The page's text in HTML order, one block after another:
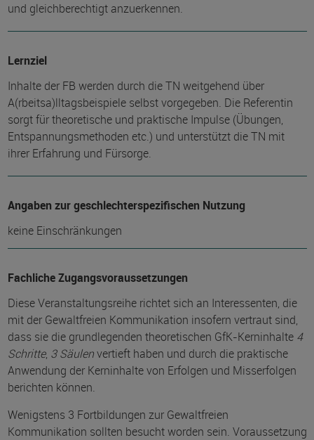
und gleichberechtigt anzuerkennen.
Lernziel
Inhalte der FB werden durch die TN weitgehend über
A(rbeitsa)lltagsbeispiele selbst vorgegeben. Die Referentin
sorgt für theoretische und praktische Impulse (Übungen,
Entspannungsmethoden etc.) und unterstützt die TN mit
ihrer Erfahrung und Fürsorge.
Angaben zur geschlechterspezifischen Nutzung
keine Einschränkungen
Fachliche Zugangsvoraussetzungen
Diese Veranstaltungsreihe richtet sich an Interessenten, die
mit der Gewaltfreien Kommunikation insofern vertraut sind,
dass sie die grundlegenden theoretischen GfK-Kerninhalte 4
Schritte, 3 Säulenvertieft haben und durch die praktische
Anwendung der Kerninhalte von Erfolgen und Misserfolgen
berichten können.
Wenigstens 3 Fortbildungen zur Gewaltfreien
Kommunikation sollten besucht worden sein. Voraussetzung